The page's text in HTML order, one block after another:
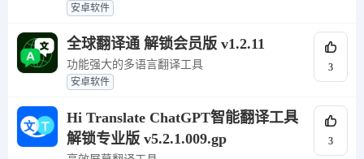
安卓软件
全球翻译通 解锁会员版 v1.2.11
功能强大的多语言翻译工具
安卓软件
3
Hi Translate ChatGPT智能翻译工具
解锁专业版 v5.2.1.009.gp
3